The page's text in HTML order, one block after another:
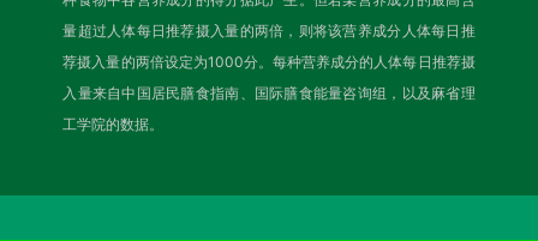
量超过人体每日推荐摄入量的两倍，则将该营养成分人体每日推
荐摄入量的两倍设定为1000分。每种营养成分的人体每日推荐摄
入量来自中国居民膳食指南、国际膳食能量咨询组，以及麻省理
工学院的数据。